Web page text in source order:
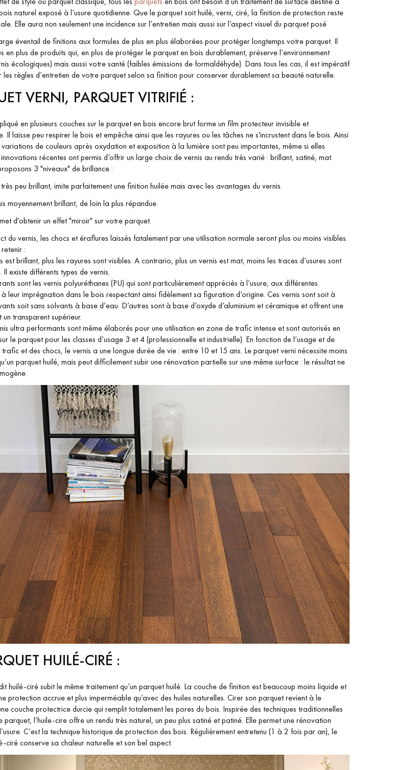
Nos conseillers sont disponibles au
09-8899140
AVEZ UN PROJET ?
pour vous guider pas à pas dans le choix et la pose de votre parquet.
Demandez un rendez-vous
personnalisé
Obtenez un devis gratuit !
naturel exposé à l’usure quotidienne. Que le parquet soit huilé, verni, ciré, la finition de protection reste
Elle aura non seulement une incidence sur l’entretien mais aussi sur l’aspect visuel du parquet posé
éventail de finitions aux formules de plus en plus élaborées pour protéger longtemps votre parquet. Il
en plus de produits qui, en plus de protéger le parquet en bois durablement, préserve l’environnement
écologiques) mais aussi votre santé (faibles émissions de formaldéhyde). Dans tous les cas, il est impératif
les règles d’entretien de votre parquet selon sa finition pour conserver durablement sa beauté naturelle.
VERNI, PARQUET VITRIFIÉ :
en plusieurs couches sur le parquet en bois encore brut forme un film protecteur invisible et
Il laisse peu respirer le bois et empêche ainsi que les rayures ou les tâches ne s'incrustent dans le bois. Ainsi
de couleurs après oxydation et exposition à la lumière sont peu importantes, même si elles
innovations récentes ont permis d’offrir un large choix de vernis au rendu très varié : brillant, satiné, mat.
3 "niveaux" de brillance :
peu brillant, imite parfaitement une finition huilée mais avec les avantages du vernis.
moyennement brillant, de loin la plus répandue.
d'obtenir un effet "miroir" sur votre parquet.
du vernis, les chocs et éraflures laissés fatalement par une utilisation normale seront plus ou moins visibles.
:
est brillant, plus les rayures sont visibles. A contrario, plus un vernis est mat, moins les traces d’usures sont
Il existe différents types de vernis.
sont les vernis polyuréthanes (PU) qui sont particulièrement appréciés à l’usure, aux différentes
à leur imprégnation dans le bois respectant ainsi fidèlement sa figuration d’origine. Ces vernis sont soit à
soit sans solvants à base d’eau. D’autres sont à base d’oxyde d’aluminium et céramique et offrent une
un transparent supérieur.
ultra performants sont même élaborés pour une utilisation en zone de trafic intense et sont autorisés en
le parquet pour les classes d’usage 3 et 4 (professionnelle et industrielle). En fonction de l’usage et de
trafic et des chocs, le vernis a une longue durée de vie : entre 10 et 15 ans. Le parquet verni nécessite moins
parquet huilé, mais peut difficilement subir une rénovation partielle sur une même surface : le résultat ne
HUILÉ-CIRÉ :
huilé-ciré subit le même traitement qu’un parquet huilé. La couche de finition est beaucoup moins liquide et
protection accrue et plus imperméable qu’avec des huiles naturelles. Cirer son parquet revient à le
couche protectrice durcie qui remplit totalement les pores du bois. Inspirée des techniques traditionnelles
parquet, l’huile-cire offre un rendu très naturel, un peu plus satiné et patiné. Elle permet une rénovation
C’est la technique historique de protection des bois. Régulièrement entretenu (1 à 2 fois par an), le
ciré conserve sa chaleur naturelle et son bel aspect.